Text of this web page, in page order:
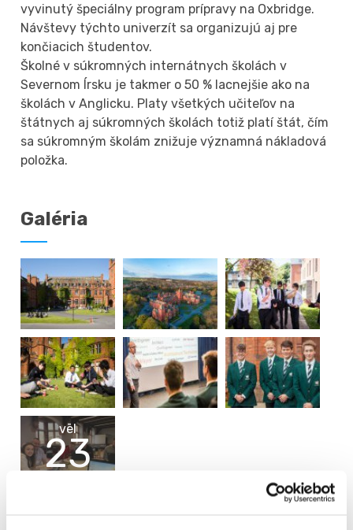
vyvinutý špeciálny program prípravy na Oxbridge.
Návštevy týchto univerzít sa organizujú aj pre
končiacich študentov.
Školné v súkromných internátnych školách v
Severnom Írsku je takmer o 50 % lacnejšie ako na
školách v Anglicku. Platy všetkých učiteľov na
štátnych aj súkromných školách totiž platí štát, čím
sa súkromným školám znižuje významná nákladová
položka.
Galéria
vēl
23